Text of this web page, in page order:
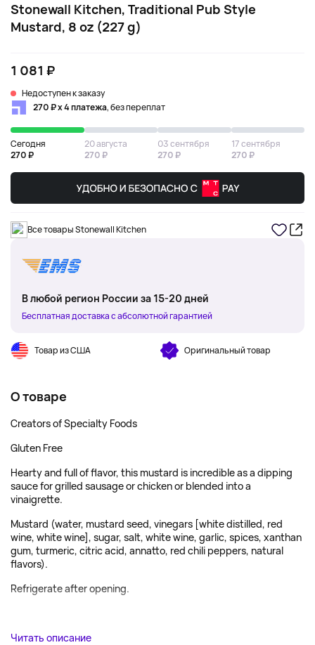
Stonewall Kitchen, Traditional Pub Style
Mustard, 8 oz (227 g)
1 081 ₽
Недоступен к заказу
270 ₽ х 4 платежа, без переплат
Сегодня
270 ₽
20 августа
270 ₽
03 сентября
270 ₽
17 сентября
270 ₽
Все товары Stonewall Kitchen
В любой регион России за 15-20 дней
Бесплатная доставка с абсолютной гарантией
Товар из США Оригинальный товар
О товаре
Creators of Specialty Foods
Gluten Free
Hearty and full of flavor, this mustard is incredible as a dipping
sauce for grilled sausage or chicken or blended into a
vinaigrette.
Mustard (water, mustard seed, vinegars [white distilled, red
wine, white wine], sugar, salt, white wine, garlic, spices, xanthan
gum, turmeric, citric acid, annatto, red chili peppers, natural
flavors).
Refrigerate after opening.
Читать описание